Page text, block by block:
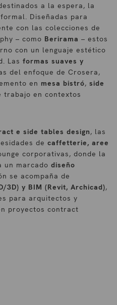
a la espera, la
Diseñadas para
con las colecciones de
– como Berirama – estos
con un lenguaje estético
Las formas suaves y
del enfoque de Crosera,
en mesa bistró, side
trabajo en contextos
e side tables design, las
de caffetterie, aree
corporativas, donde la
un marcado diseño
se acompaña de
3D) y BIM (Revit, Archicad),
para arquitectos y
proyectos contract